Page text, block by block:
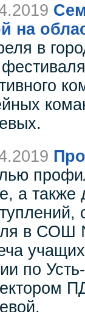
на
в
а также
в СОШ
по